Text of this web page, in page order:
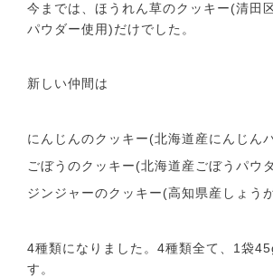
今までは、ほうれん草のクッキー(清田
パウダー使用)だけでした。
新しい仲間は
にんじんのクッキー(北海道産にんじん
ごぼうのクッキー(北海道産ごぼうパウ
ジンジャーのクッキー(高知県産しょう
4種類になりました。4種類全て、1袋
す。